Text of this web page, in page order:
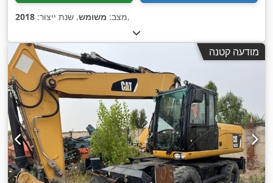
מצב: משומש, שנת ייצור: 2018 ,
מודעה קטנה